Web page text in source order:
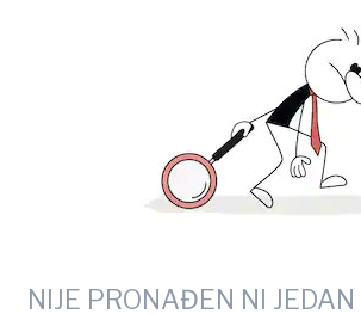
NIJE PRONAĐEN NI JEDAN